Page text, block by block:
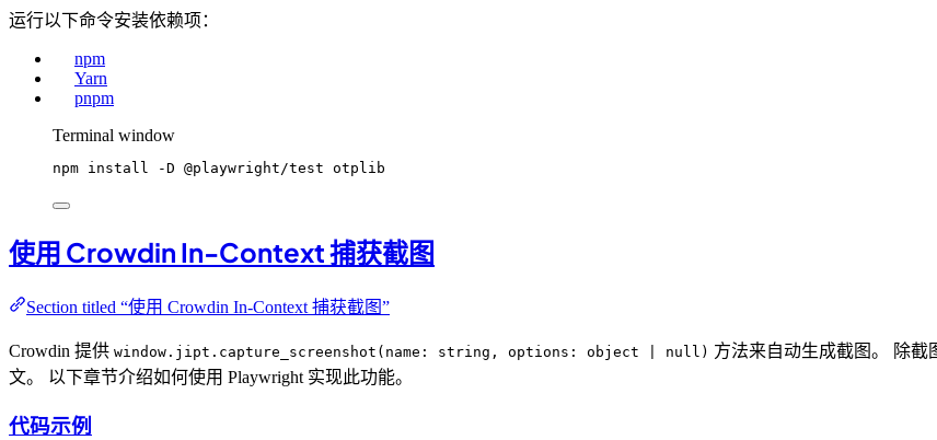
运行以下命令安装依赖项：
npm
Yarn
pnpm
Terminal window
npm install -D @playwright/test otplib
使用 Crowdin In-Context 捕获截图
Section titled “使用 Crowdin In-Context 捕获截图”
Crowdin 提供 window.jipt.capture_screenshot(name: string, options: object | null) 方法来自动生成截图。 除
文。 以下章节介绍如何使用 Playwright 实现此功能。
代码示例